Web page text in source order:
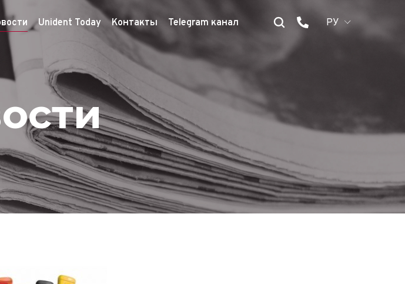
Unident Today Контакты Telegram канал РУ